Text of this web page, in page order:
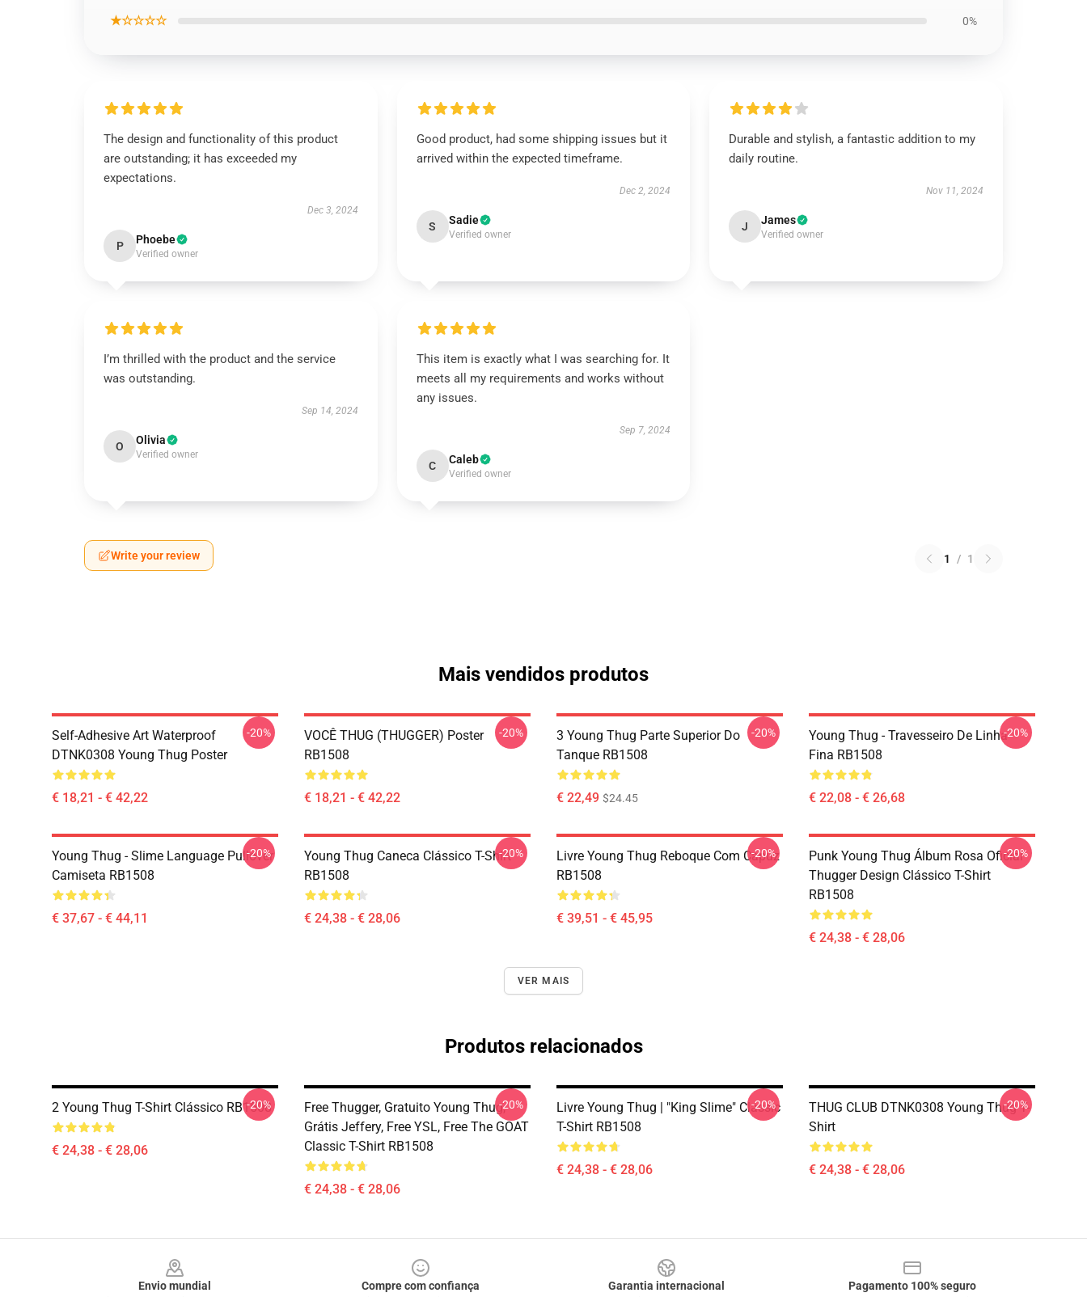
★☆☆☆☆ 0%
The design and functionality of this product
are outstanding; it has exceeded my
expectations.
Dec 3, 2024
P Phoebe
Verified owner
Good product, had some shipping issues but it
arrived within the expected timeframe.
Dec 2, 2024
S Sadie
Verified owner
Durable and stylish, a fantastic addition to my
daily routine.
Nov 11, 2024
J James
Verified owner
I’m thrilled with the product and the service
was outstanding.
Sep 14, 2024
O Olivia
Verified owner
This item is exactly what I was searching for. It
meets all my requirements and works without
any issues.
Sep 7, 2024
C Caleb
Verified owner
Write your review 1 / 1
Mais vendidos produtos
Self-Adhesive Art Waterproof
DTNK0308 Young Thug Poster
€ 18,21 - € 42,22
-20%
VOCÊ THUG (THUGGER) Poster
RB1508
€ 18,21 - € 42,22
-20%
3 Young Thug Parte Superior Do
Tanque RB1508
€ 22,49 $24.45
-20%
Young Thug - Travesseiro De Linha
Fina RB1508
€ 22,08 - € 26,68
-20%
Young Thug - Slime Language Pullover
Camiseta RB1508
€ 37,67 - € 44,11
-20%
Young Thug Caneca Clássico T-Shirt
RB1508
€ 24,38 - € 28,06
-20%
Livre Young Thug Reboque Com Capuz
RB1508
€ 39,51 - € 45,95
-20%
Punk Young Thug Álbum Rosa Oficial
Thugger Design Clássico T-Shirt
RB1508
€ 24,38 - € 28,06
-20%
VER MAIS
Produtos relacionados
2 Young Thug T-Shirt Clássico RB1508
€ 24,38 - € 28,06
-20%
Free Thugger, Gratuito Young Thug,
Grátis Jeffery, Free YSL, Free The GOAT
Classic T-Shirt RB1508
€ 24,38 - € 28,06
-20%
Livre Young Thug | "King Slime" Classic
T-Shirt RB1508
€ 24,38 - € 28,06
-20%
THUG CLUB DTNK0308 Young Thug T-
Shirt
€ 24,38 - € 28,06
-20%
Envio mundial
Compre com confiança
Garantia internacional
Pagamento 100% seguro